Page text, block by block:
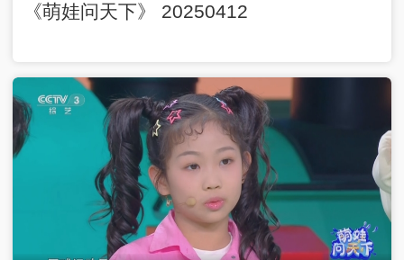
《萌娃问天下》 20250412